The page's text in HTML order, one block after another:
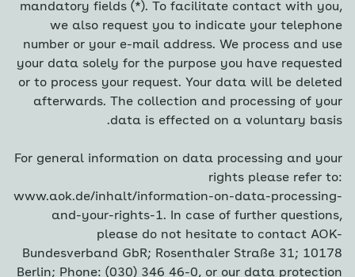
mandatory fields (*). To facilitate contact with you,
we also request you to indicate your telephone
number or your e-mail address. We process and use
your data solely for the purpose you have requested
or to process your request. Your data will be deleted
afterwards. The collection and processing of your
data is effected on a voluntary basis.
For general information on data processing and your
rights please refer to:
www.aok.de/inhalt/information-on-data-processing-
and-your-rights-1. In case of further questions,
please do not hesitate to contact AOK-
Bundesverband GbR; Rosenthaler Straße 31; 10178
Berlin; Phone: (030) 346 46-0, or our data protection